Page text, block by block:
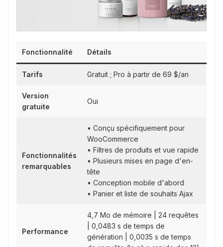
Fonctionnalité Détails
Tarifs Gratuit ; Pro à partir de 69 $/an
Version
gratuite
Oui
Fonctionnalités
remarquables
• Conçu spécifiquement pour
WooCommerce
• Filtres de produits et vue rapide
• Plusieurs mises en page d'en-
tête
• Conception mobile d'abord
• Panier et liste de souhaits Ajax
Performance
4,7 Mo de mémoire | 24 requêtes
| 0,0483 s de temps de
génération | 0,0035 s de temps